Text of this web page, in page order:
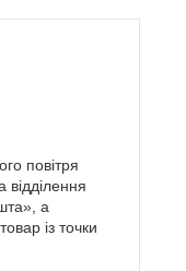
повітря
відділення
а
із точки